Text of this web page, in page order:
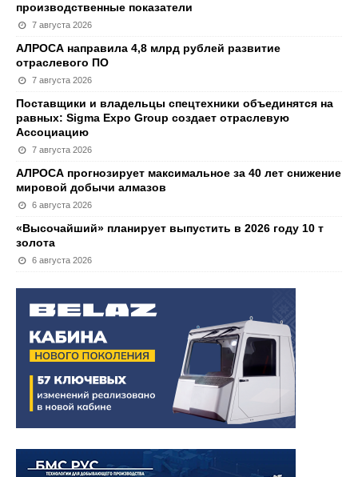
производственные показатели
7 августа 2026
АЛРОСА направила 4,8 млрд рублей развитие
отраслевого ПО
7 августа 2026
Поставщики и владельцы спецтехники объединятся на
равных: Sigma Expo Group создает отраслевую
Ассоциацию
7 августа 2026
АЛРОСА прогнозирует максимальное за 40 лет снижение
мировой добычи алмазов
6 августа 2026
«Высочайший» планирует выпустить в 2026 году 10 т
золота
6 августа 2026